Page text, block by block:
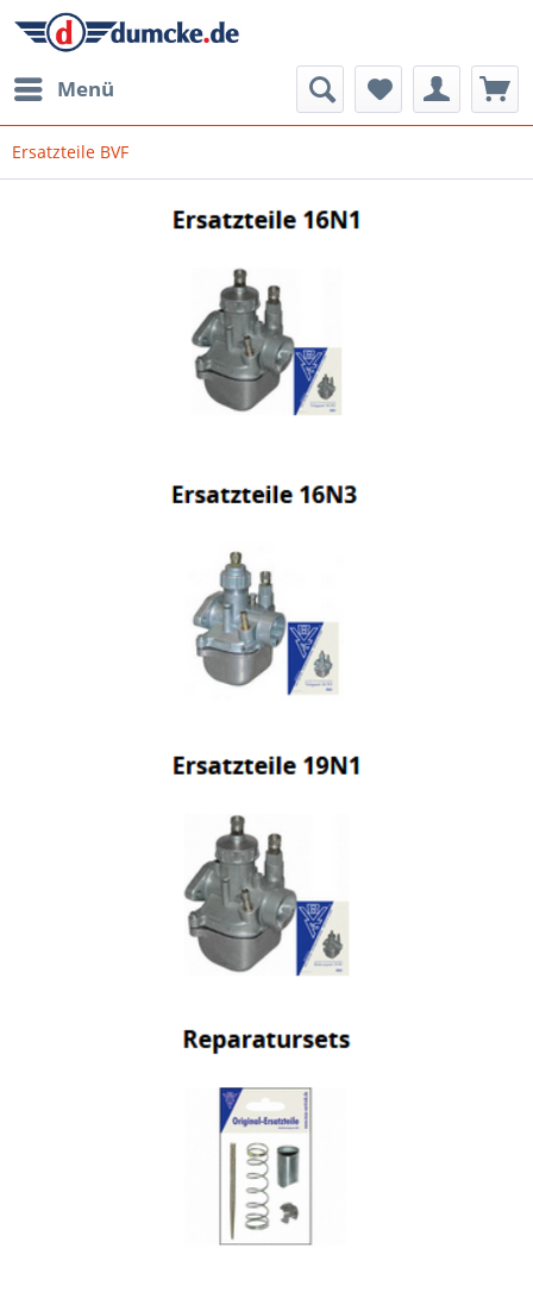
Menü
Ersatzteile BVF